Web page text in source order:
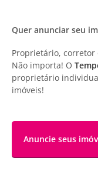
Quer anunciar seu
Proprietário,
Não importa! O
proprietário
imóveis!
Anuncie seus